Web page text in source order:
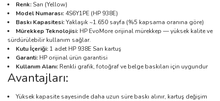
Renk:Sarı (Yellow)
Model Numarası: 4S6Y1PE (HP 938E)
Baskı Kapasitesi:Yaklaşık ~1.650 sayfa (%5 kapsama oranına göre)
Mürekkep Teknolojisi: HP EvoMore orijinal mürekkep — yüksek kalite ve
sürdürülebilir kullanım sağlar.
Kutu İçeriği: 1 adet HP 938E Sarı kartuş
Garanti: HP orijinal ürün garantisi
Kullanım Alanı: Renkli grafik, fotoğraf ve belge baskıları için uygundur
Avantajları:
Yüksek kapasite sayesinde daha uzun süre baskı alınır, kartuş değişim